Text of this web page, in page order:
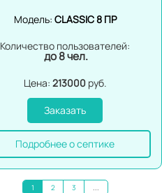
Модель: CLASSIC 8 ПР
Количество пользователей:
до 8 чел.
Цена: 213000 руб.
Заказать
Подробнее о септике
1 2 3